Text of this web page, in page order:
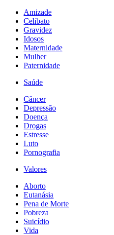
Amizade
Celibato
Gravidez
Idosos
Maternidade
Mulher
Paternidade
Saúde
Câncer
Depressão
Doença
Drogas
Estresse
Luto
Pornografia
Valores
Aborto
Eutanásia
Pena de Morte
Pobreza
Suicídio
Vida